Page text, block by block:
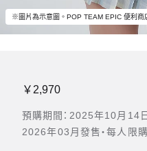
※圖片為示意圖。POP TEAM EPIC 便利商
￥2,970
預購期間：2025年10月
2026年03月發售・每人限